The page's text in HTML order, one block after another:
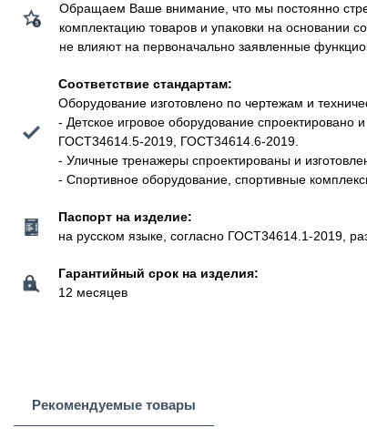
Обращаем Ваше внимание, что мы постоянно
комплектацию товаров и упаковки на основании
не влияют на первоначально заявленные
Соответствие стандартам:
Оборудование изготовлено по чертежам и
- Детское игровое оборудование
ГОСТ34614.5-2019, ГОСТ34614.6-2019.
- Уличные тренажеры спроектированы и
- Спортивное оборудование, спортивные
Паспорт на изделие:
на русском языке, согласно ГОСТ34614.1-2019,
Гарантийный срок на изделия:
12 месяцев
Рекомендуемые товары